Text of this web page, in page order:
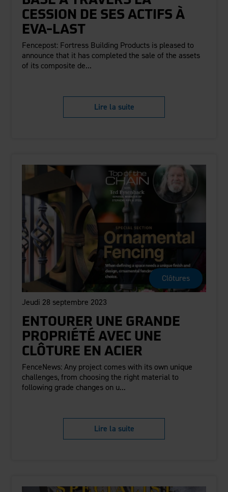
CESSION DE SES ACTIFS À
EVA-LAST
Fencepost: Fortress Building Products is pleased to
announce that it has completed the sale of the assets
of its composite de...
Lire la suite
Clôtures
Jeudi 28 septembre 2023
ENTOURER UNE GRANDE
PROPRIÉTÉ AVEC UNE
CLÔTURE EN ACIER
FenceNews: Any project comes with its own unique
challenges, from choosing the right material to
following grade changes on u...
Lire la suite